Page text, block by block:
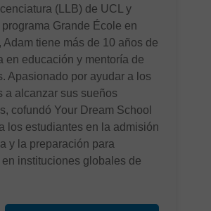
(LLB) de UCL y
Grande École en
Adam tiene más de 10 años de
en educación y mentoría de
Apasionado por ayudar a los
a alcanzar sus sueños
cofundó Your Dream School
los estudiantes en la admisión
y la preparación para
instituciones globales de